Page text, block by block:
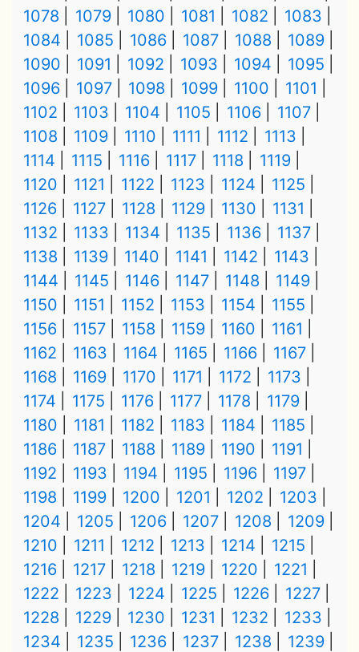
1078
1079 1080 1081 1082
1083
1084
1085 1086 1087 1088
1089
1090
1091 1092 1093 1094
1095
1096
1097 1098 1099 1100
1101
1102
1103 1104 1105 1106
1107
1108
1109 1110 1111 1112
1113
1114
1115 1116 1117 1118
1119
1120
1121 1122 1123 1124
1125
1126
1127 1128 1129 1130
1131
1132
1133 1134 1135 1136
1137
1138
1139 1140 1141 1142
1143
1144
1145 1146 1147 1148
1149
1150
1151 1152 1153 1154
1155
1156
1157 1158 1159 1160
1161
1162
1163 1164 1165 1166
1167
1168
1169 1170 1171 1172
1173
1174
1175 1176 1177 1178
1179
1180
1181 1182 1183 1184
1185
1186
1187 1188 1189 1190
1191
1192
1193 1194 1195 1196
1197
1198
1199 1200 1201 1202
1203
1204
1205 1206 1207 1208
1209
1210
1211 1212 1213 1214
1215
1216
1217 1218 1219 1220
1221
1222
1223 1224 1225 1226
1227
1228
1229 1230 1231 1232
1233
1234
1235 1236 1237 1238
1239